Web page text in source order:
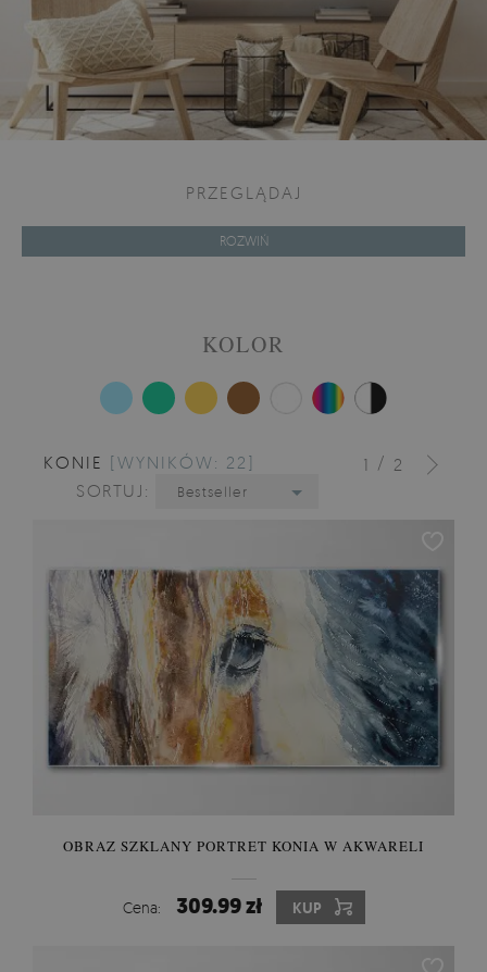
PRZEGLĄDAJ
ROZWIŃ
KOLOR
1 / 2
KONIE [WYNIKÓW: 22]
SORTUJ:
Bestseller
OBRAZ SZKLANY PORTRET KONIA W AKWARELI
Cena: 309.99 zł KUP